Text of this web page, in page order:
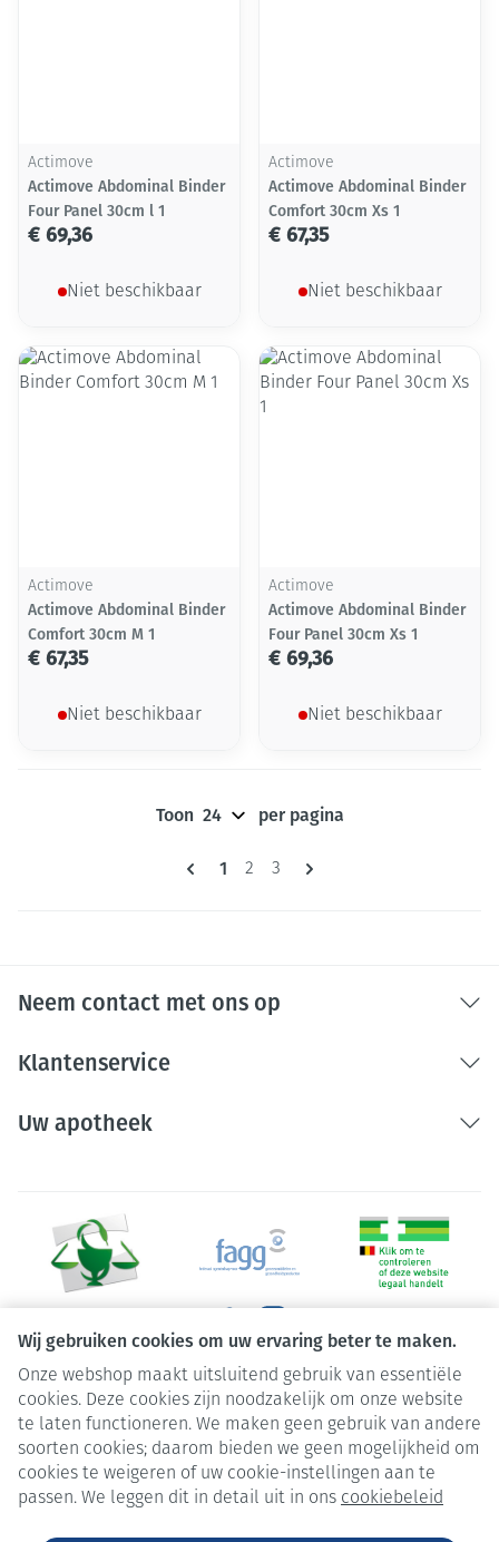
Wij gebruiken cookies om uw ervaring beter te maken.
Onze webshop maakt uitsluitend gebruik van essentiële
cookies. Deze cookies zijn noodzakelijk om onze website
te laten functioneren. We maken geen gebruik van andere
soorten cookies; daarom bieden we geen mogelijkheid om
cookies te weigeren of uw cookie-instellingen aan te
passen. We leggen dit in detail uit in ons cookiebeleid
Actimove
Actimove Abdominal Binder
Four Panel 30cm l 1
€ 69,36
Niet beschikbaar
Actimove
Actimove Abdominal Binder
Comfort 30cm Xs 1
€ 67,35
Niet beschikbaar
Actimove
Actimove Abdominal Binder
Comfort 30cm M 1
€ 67,35
Niet beschikbaar
Actimove
Actimove Abdominal Binder
Four Panel 30cm Xs 1
€ 69,36
Niet beschikbaar
Pagina's
U lees momenteel pagina
1 Pagina
2 Pagina
3
Toon per pagina
Neem contact met ons op
Klantenservice
Uw apotheek
Juridische links